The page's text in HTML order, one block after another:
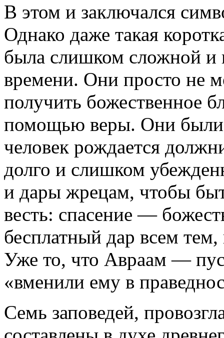
В этом и заключался
Однако даже такая
была слишком сложной и
времени. Они просто не
получить божественное
помощью веры. Они были
человек рождается
долго и слишком
и дары жрецам, чтобы
весть: спасение —
бесплатный дар всем тем,
Уже то, что Авраам —
«вменили ему в
Семь заповедей,